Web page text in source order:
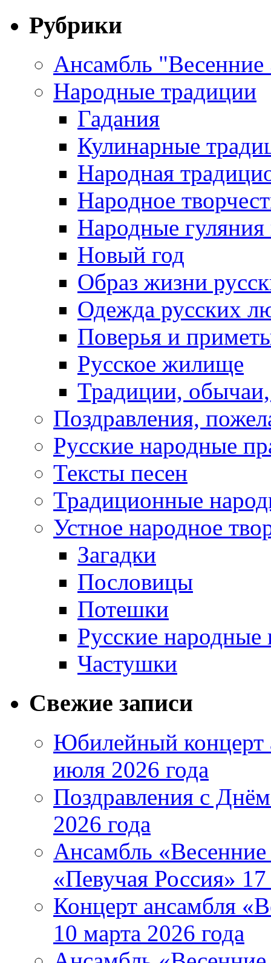
Рубрики
Ансамбль
Народные традиции
Гадания
Кулинарные
Народная
Народное
Народные
Новый год
Образ жизни
Одежда русских
Поверья и
Русское жилище
Традиции,
Поздравления,
Русские народные
Тексты песен
Традиционные
Устное народное
Загадки
Пословицы
Потешки
Русские народные
Частушки
Свежие записи
Юбилейный концерт
июля 2026 года
Поздравления с
2026 года
Ансамбль «Весенние
«Певучая Россия»
Концерт ансамбля
10 марта 2026 года